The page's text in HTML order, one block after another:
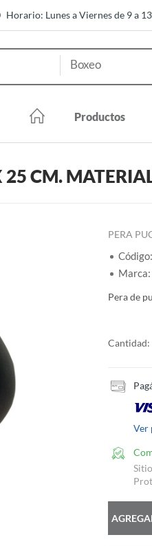
Horario: Lunes a Viernes de 9 a
Productos
25 CM.
PERA
Pera de
Cantidad:
Ver